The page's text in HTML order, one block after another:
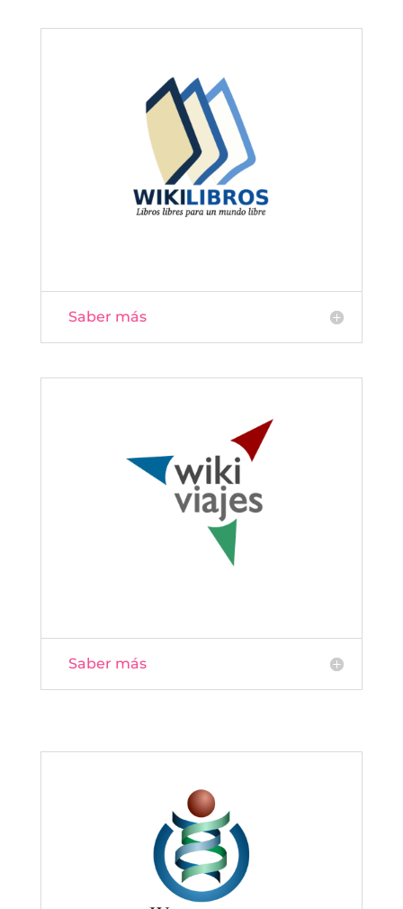
Saber más
Saber más